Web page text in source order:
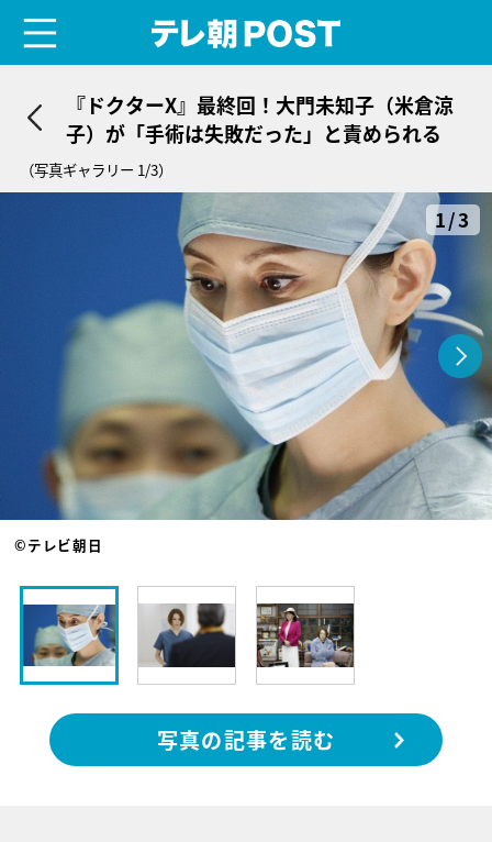
『ドクターX』最終回！大門未知子（米倉涼
子）が「手術は失敗だった」と責められる
（写真ギャラリー 1/3）
1/3
©テレビ朝日
写真の記事を読む